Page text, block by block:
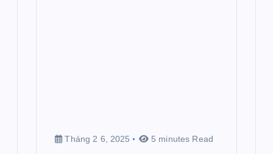
Tháng 2 6, 2025 5 minutes Read